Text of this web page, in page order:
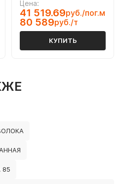
Цена:
41 519.69руб./пог.м
80 589руб./т
КУПИТЬ